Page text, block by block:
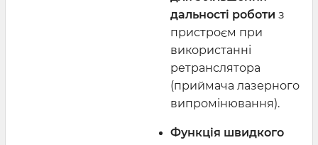
дальності роботи з
пристроєм при
використанні
ретранслятора
(приймача лазерного
випромінювання).
Функція швидкого